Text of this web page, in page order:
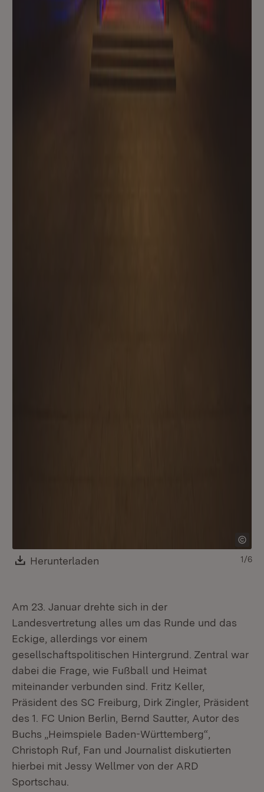
Download:
Herunterladen
1/6
Am 23. Januar drehte sich in der
Landesvertretung alles um das Runde und das
Eckige, allerdings vor einem
gesellschaftspolitischen Hintergrund. Zentral war
dabei die Frage, wie Fußball und Heimat
miteinander verbunden sind. Fritz Keller,
Präsident des SC Freiburg, Dirk Zingler, Präsident
des 1. FC Union Berlin, Bernd Sautter, Autor des
Buchs „Heimspiele Baden-Württemberg“,
Christoph Ruf, Fan und Journalist diskutierten
hierbei mit Jessy Wellmer von der ARD
Sportschau.